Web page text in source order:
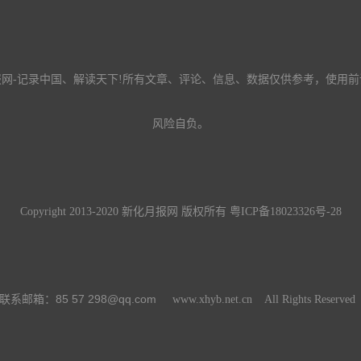
-记录中国、解读天下!所有文章、评论、信息、数据仅供参考，使用前
风险自负。
Copyright 2013-2020 新化月报网 版权所有 粤ICP备18023326号-28
联系邮箱： 85 57 298@qq.com www.xhyb.net.cn All Rights Reserved